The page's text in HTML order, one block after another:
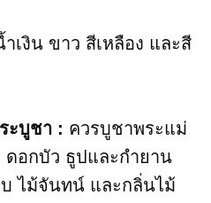
เงิน ขาว​ สีเหลือง และสี​
ะบูชา​ : ควรบูชาพระแม่
อกบัว ธูปและกำยาน
ไม้จันทน์ และกลิ่นไม้